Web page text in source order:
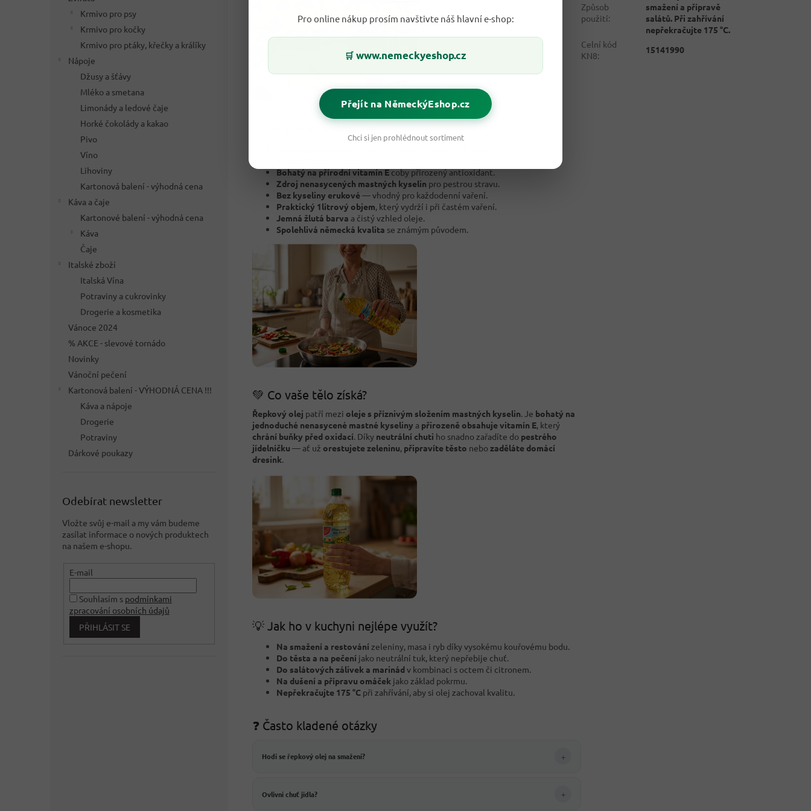
Pro online nákup prosím navštivte náš hlavní e-shop:
🛒 www.nemeckyeshop.cz
Přejít na NěmeckýEshop.cz
Chci si jen prohlédnout sortiment
Krmivo pro psy
Krmivo pro kočky
Krmivo pro ptáky, křečky a králíky
Nápoje
Džusy a šťávy
Mléko a smetana
Limonády a ledové čaje
Horké čokolády a kakao
Pivo
Víno
Lihoviny
Kartonová balení - výhodná cena
Káva a čaje
Kartonové balení - výhodná cena
Káva
Čaje
Italské zboží
Italská Vína
Potraviny a cukrovinky
Drogerie a kosmetika
Vánoce 2024
% AKCE - slevové tornádo
Novinky
Vánoční pečení
Kartonová balení - VÝHODNÁ CENA !!!
Káva a nápoje
Drogerie
Potraviny
Dárkové poukazy
Odebírat newsletter
Vložte svůj e-mail a my vám budeme
zasílat informace o nových produktech
na našem e-shopu.
E-mail
Souhlasím s podmínkami
zpracování osobních údajů
PŘIHLÁSIT SE
✅ Co z toho budete mít?
Bohatý na přírodní vitamín Ecoby přirozený antioxidant.
Zdroj nenasycených mastných kyselin pro pestrou stravu.
Bez kyseliny erukové— vhodný pro každodenní vaření.
Praktický 1litrový objem, který vydrží i při častém vaření.
Jemná žlutá barva a čistý vzhled oleje.
Spolehlivá německá kvalita se známým původem.
💚 Co vaše tělo získá?
Řepkový olej patří mezi oleje s příznivým složením mastných kyselin. Je bohatý na
jednoduché nenasycené mastné kyseliny a přirozeně obsahuje vitamín E, který
chrání buňky před oxidací. Díky neutrální chuti ho snadno zařadíte do pestrého
jídelníčku — ať už orestujete zeleninu, připravíte těsto nebozaděláte domácí
dresink.
💡 Jak ho v kuchyni nejlépe využít?
Na smažení a restování zeleniny, masa i ryb díky vysokému kouřovému bodu.
Do těsta a na pečení jako neutrální tuk, který nepřebije chuť.
Do salátových zálivek a marinádv kombinaci s octem či citronem.
Na dušení a přípravu omáček jako základ pokrmu.
Nepřekračujte 175 °C při zahřívání, aby si olej zachoval kvalitu.
❓ Často kladené otázky
Hodí se řepkový olej na smažení? +
Ovlivní chuť jídla? +
Způsob
použití:
smažení a přípravě
salátů. Při zahřívání
nepřekračujte 175 °C.
Celní kód
KN8:
15141990